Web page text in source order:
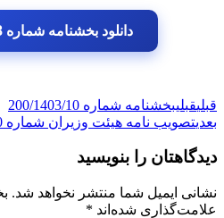
دانلود بخشنامه شماره 200/1403/508
قبلیقبلیبخشنامه شماره 200/1403/10
بعدیتصویب نامه هیئت وزیران شماره 158710
دیدگاهتان را بنویسید
نشانی ایمیل شما منتشر نخواهد شد.
علامت‌گذاری شده‌اند *